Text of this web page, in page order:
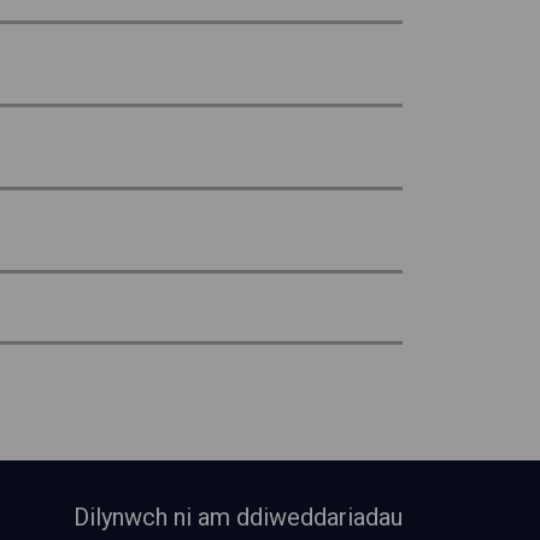
Dilynwch ni am ddiweddariadau